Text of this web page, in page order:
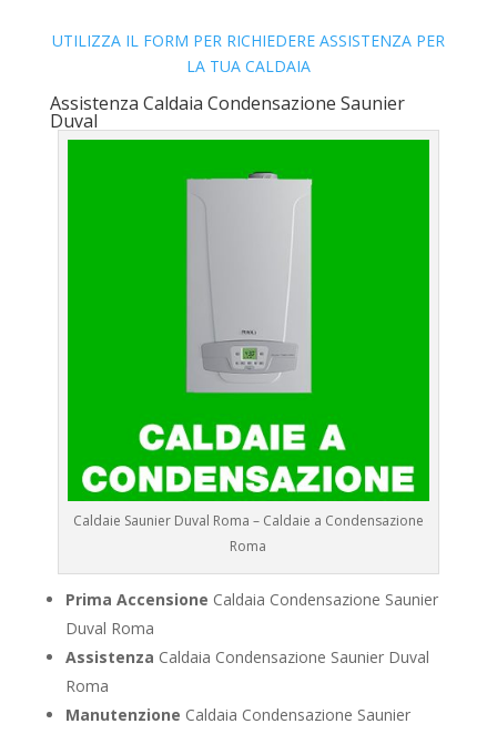
UTILIZZA IL FORM PER RICHIEDERE ASSISTENZA PER
LA TUA CALDAIA
Assistenza Caldaia Condensazione Saunier
Duval
Caldaie Saunier Duval Roma – Caldaie a Condensazione
Roma
Prima Accensione Caldaia Condensazione Saunier
Duval Roma
Assistenza Caldaia Condensazione Saunier Duval
Roma
Manutenzione Caldaia Condensazione Saunier